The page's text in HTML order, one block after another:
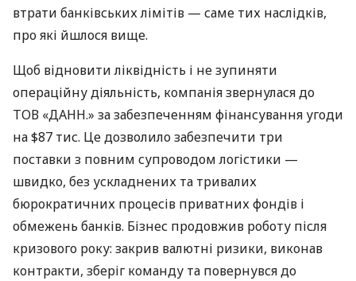
втрати банківських лімітів — саме тих наслідків,
про які йшлося вище.
Щоб відновити ліквідність і не зупиняти
операційну діяльність, компанія звернулася до
ТОВ «ДАНН.» за забезпеченням фінансування угоди
на $87 тис. Це дозволило забезпечити три
поставки з повним супроводом логістики —
швидко, без ускладнених та тривалих
бюрократичних процесів приватних фондів і
обмежень банків. Бізнес продовжив роботу після
кризового року: закрив валютні ризики, виконав
контракти, зберіг команду та повернувся до